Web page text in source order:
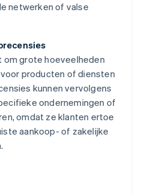
netwerken of valse
om grote hoeveelheden
producten of diensten
kunnen vervolgens
ondernemingen of
omdat ze klanten ertoe
aankoop- of zakelijke